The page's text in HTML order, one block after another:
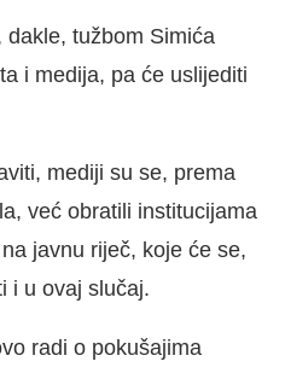
dakle, tužbom Simića
i medija, pa će uslijediti
mediji su se, prema
već obratili institucijama
javnu riječ, koje će se,
i u ovaj slučaj.
radi o pokušajima